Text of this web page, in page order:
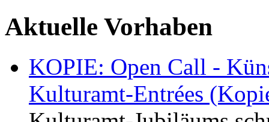
Aktuelle Vorhaben
KOPIE: Open Call -
Kulturamt-Entrées